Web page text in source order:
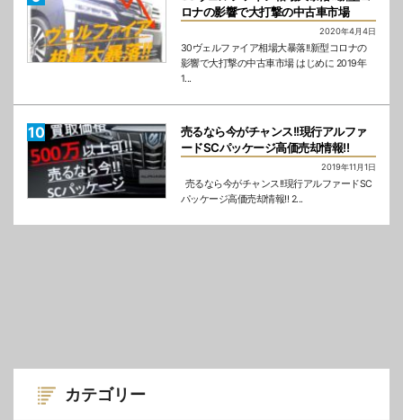
ロナの影響で大打撃の中古車市場
2020年4月4日
30ヴェルファイア相場大暴落!!新型コロナの
影響で大打撃の中古車市場 はじめに 2019年
1...
売るなら今がチャンス!!現行アルファ
ードSCパッケージ高価売却情報!!
2019年11月1日
売るなら今がチャンス!!現行アルファードSC
パッケージ高価売却情報!! 2...
カテゴリー